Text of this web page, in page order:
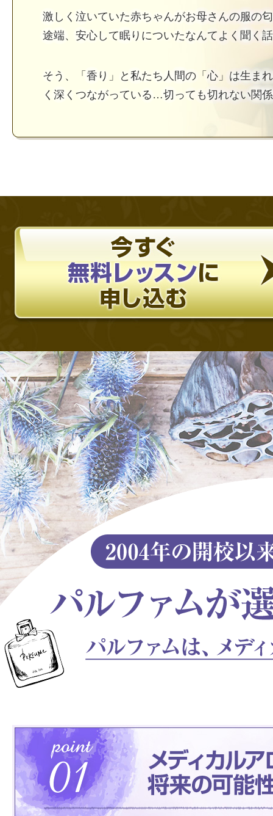
激しく泣いていた赤ちゃんがお母さんの服の
途端、安心して眠りについたなんてよく聞く
そう、「香り」と私たち人間の「心」は生ま
く深くつながっている…切っても切れない関